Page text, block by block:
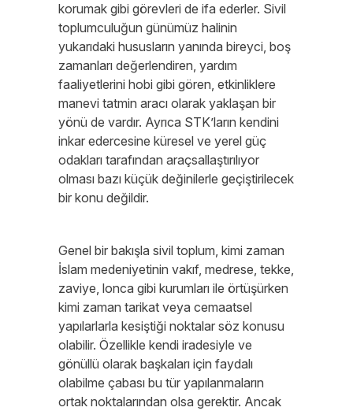
korumak gibi görevleri de ifa ederler. Sivil
toplumculuğun günümüz halinin
yukarıdaki hususların yanında bireyci, boş
zamanları değerlendiren, yardım
faaliyetlerini hobi gibi gören, etkinliklere
manevi tatmin aracı olarak yaklaşan bir
yönü de vardır. Ayrıca STK’ların kendini
inkar edercesine küresel ve yerel güç
odakları tarafından araçsallaştırılıyor
olması bazı küçük değinilerle geçiştirilecek
bir konu değildir.
Genel bir bakışla sivil toplum, kimi zaman
İslam medeniyetinin vakıf, medrese, tekke,
zaviye, lonca gibi kurumları ile örtüşürken
kimi zaman tarikat veya cemaatsel
yapılarlarla kesiştiği noktalar söz konusu
olabilir. Özellikle kendi iradesiyle ve
gönüllü olarak başkaları için faydalı
olabilme çabası bu tür yapılanmaların
ortak noktalarından olsa gerektir. Ancak